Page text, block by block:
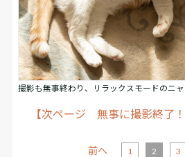
撮影も無事終わり、リラックスモードのニャ
【次ページ 無事に撮影終了
前へ 1 2 3